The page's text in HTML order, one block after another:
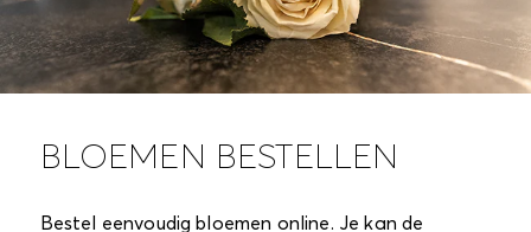
BLOEMEN BESTELLEN
Bestel eenvoudig bloemen online. Je kan de